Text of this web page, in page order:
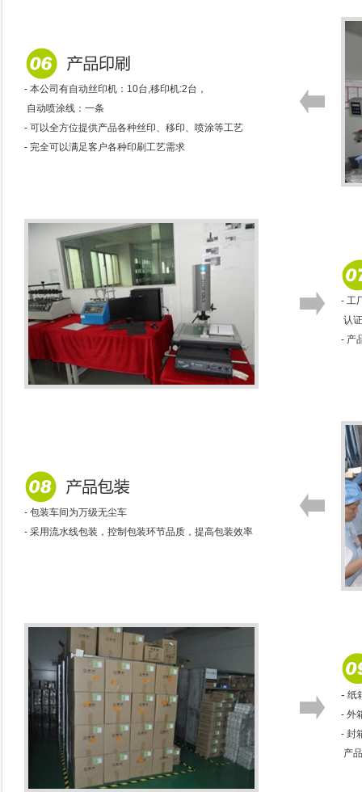
- 本公司有自动丝印机：10台,移印机:2台，
自动喷涂线：一条
- 可以全方位提供产品各种丝印、移印、喷涂等工艺
- 完全可以满足客户各种印刷工艺需求
- 工
认
- 产
- 包装车间为万级无尘车
- 采用流水线包装，控制包装环节品质，提高包装效率
- 纸
- 外
- 封
产